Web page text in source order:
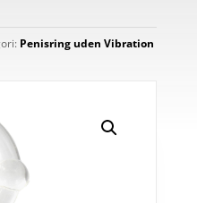
Penisring uden Vibration